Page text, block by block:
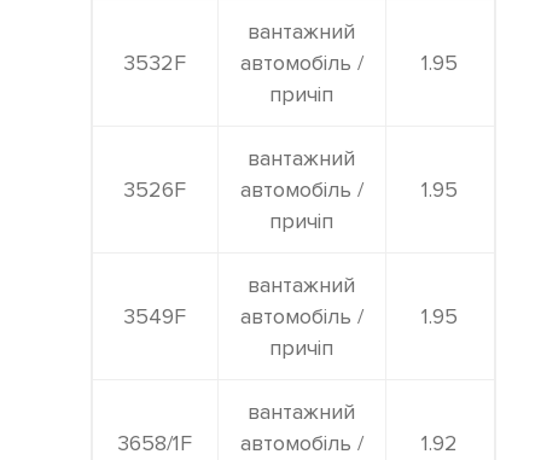
3532F
вантажний
автомобіль /
причіп
1.95
3526F
вантажний
автомобіль /
причіп
1.95
3549F
вантажний
автомобіль /
причіп
1.95
3658/1F
вантажний
автомобіль /
1.92